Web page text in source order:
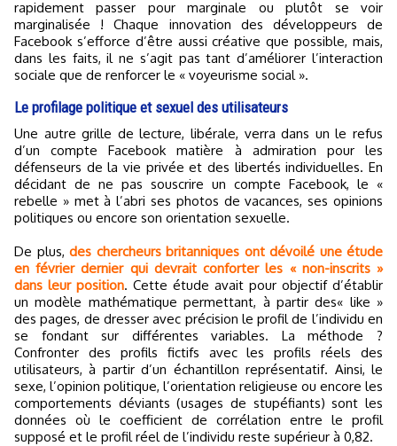
rapidement passer pour marginale ou plutôt se voir
marginalisée ! Chaque innovation des développeurs de
Facebook s’efforce d’être aussi créative que possible, mais,
dans les faits, il ne s’agit pas tant d’améliorer l’interaction
sociale que de renforcer le « voyeurisme social ».
Le profilage politique et sexuel des utilisateurs
Une autre grille de lecture, libérale, verra dans un le refus
d’un compte Facebook matière à admiration pour les
défenseurs de la vie privée et des libertés individuelles. En
décidant de ne pas souscrire un compte Facebook, le «
rebelle » met à l’abri ses photos de vacances, ses opinions
politiques ou encore son orientation sexuelle.
De plus, des chercheurs britanniques ont dévoilé une étude
en février dernier qui devrait conforter les « non-inscrits »
dans leur position. Cette étude avait pour objectif d’établir
un modèle mathématique permettant, à partir des« like »
des pages, de dresser avec précision le profil de l’individu en
se fondant sur différentes variables. La méthode ?
Confronter des profils fictifs avec les profils réels des
utilisateurs, à partir d’un échantillon représentatif. Ainsi, le
sexe, l’opinion politique, l’orientation religieuse ou encore les
comportements déviants (usages de stupéfiants) sont les
données où le coefficient de corrélation entre le profil
supposé et le profil réel de l’individu reste supérieur à 0,82.